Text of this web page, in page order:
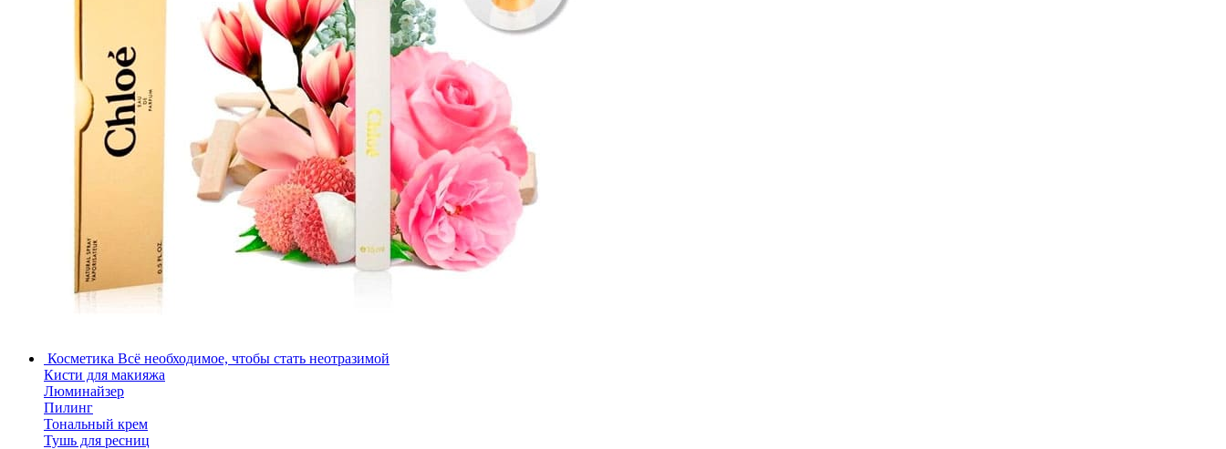
Косметика Всё необходимое, чтобы стать неотразимой
Кисти для макияжа
Люминайзер
Пилинг
Тональный крем
Тушь для ресниц